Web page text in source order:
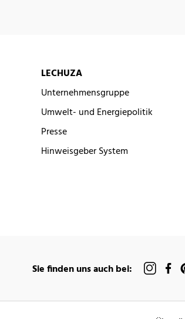
LECHUZA
Unternehmensgruppe
Umwelt- und Energiepolitik
Presse
Hinweisgeber System
Sie finden uns auch bei: